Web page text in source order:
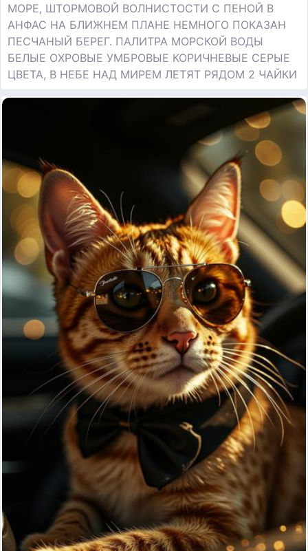
МОРЕ, ШТОРМОВОЙ ВОЛНИСТОСТИ С ПЕНОЙ В
АНФАС НА БЛИЖНЕМ ПЛАНЕ НЕМНОГО ПОКАЗАН
ПЕСЧАНЫЙ БЕРЕГ. ПАЛИТРА МОРСКОЙ ВОДЫ
БЕЛЫЕ ОХРОВЫЕ УМБРОВЫЕ КОРИЧНЕВЫЕ СЕРЫЕ
ЦВЕТА, В НЕБЕ НАД МИРЕМ ЛЕТЯТ РЯДОМ 2 ЧАЙКИ